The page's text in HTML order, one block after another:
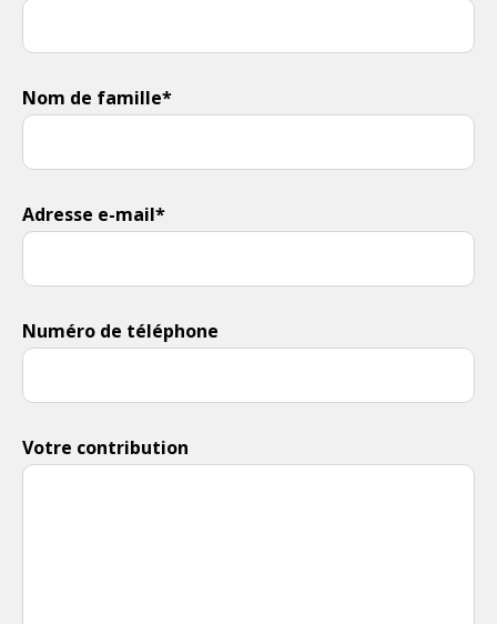
Nom de famille*
Adresse e-mail*
Numéro de téléphone
Votre contribution